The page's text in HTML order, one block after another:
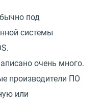
под
системы
очень много.
производители ПО
или